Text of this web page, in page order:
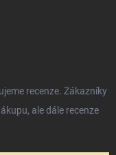
recenze. Zákazníky
ale dále recenze